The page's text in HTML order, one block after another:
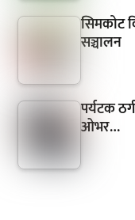
सिमकोट
सञ्चालन
पर्यटक
ओभर…